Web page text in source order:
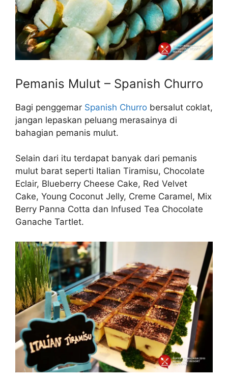
Pemanis Mulut – Spanish Churro
Bagi penggemar Spanish Churro bersalut coklat,
jangan lepaskan peluang merasainya di
bahagian pemanis mulut.
Selain dari itu terdapat banyak dari pemanis
mulut barat seperti Italian Tiramisu, Chocolate
Eclair, Blueberry Cheese Cake, Red Velvet
Cake, Young Coconut Jelly, Creme Caramel, Mix
Berry Panna Cotta dan Infused Tea Chocolate
Ganache Tartlet.